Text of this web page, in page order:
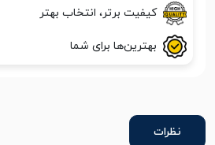
کیفیت برتر، انتخاب بهتر
بهترین‌ها برای شما
نظرات